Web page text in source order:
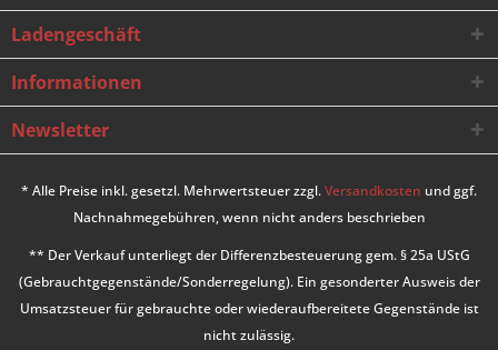
Ladengeschäft
Informationen
Newsletter
* Alle Preise inkl. gesetzl. Mehrwertsteuer zzgl.Versandkosten und ggf.
Nachnahmegebühren, wenn nicht anders beschrieben
** Der Verkauf unterliegt der Differenzbesteuerung gem. § 25a UStG
(Gebrauchtgegenstände/Sonderregelung). Ein gesonderter Ausweis der
Umsatzsteuer für gebrauchte oder wiederaufbereitete Gegenstände ist
nicht zulässig.